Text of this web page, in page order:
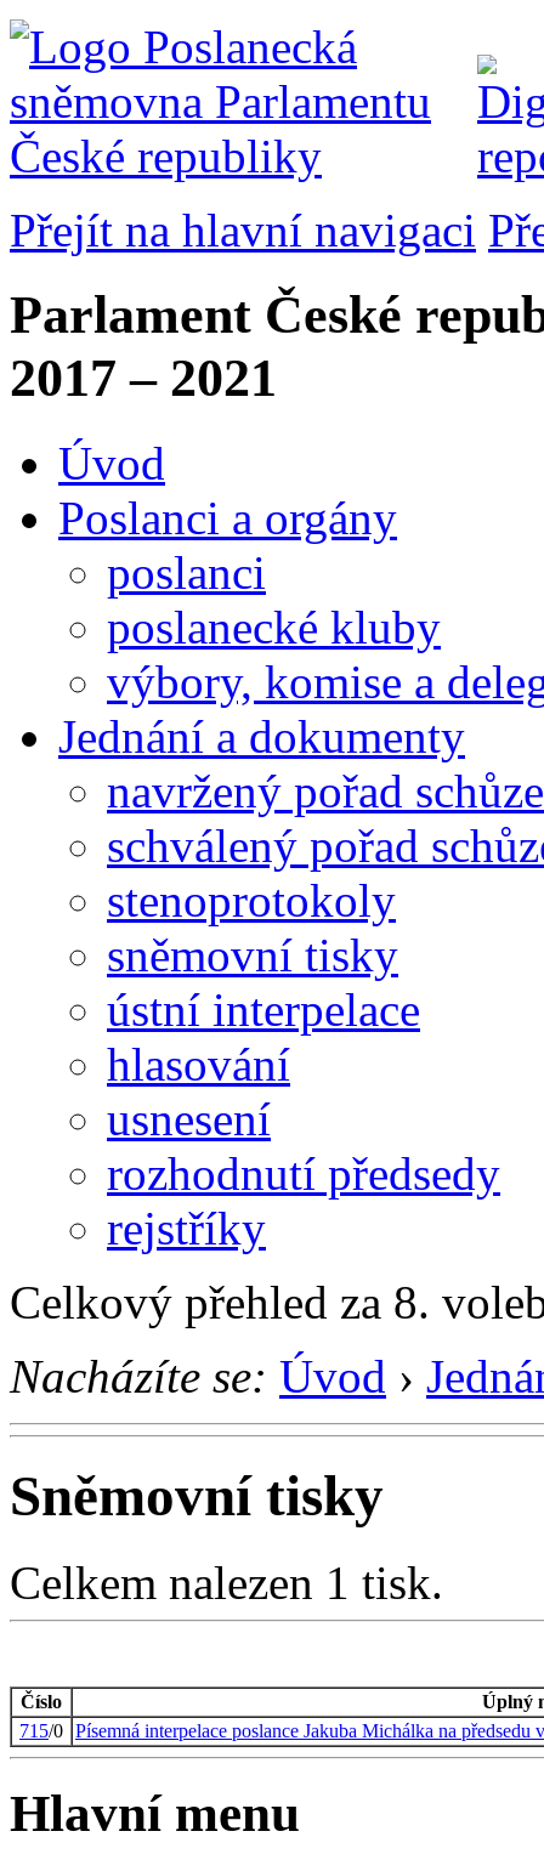
Přejít na hlavní navigaci
Parlament České
2017 – 2021
Úvod
Poslanci a orgány
poslanci
poslanecké kluby
výbory, komise a
Jednání a dokumenty
navržený pořad schůze
schválený pořad
stenoprotokoly
sněmovní tisky
ústní interpelace
hlasování
usnesení
rozhodnutí předsedy
rejstříky
Celkový přehled za 8.
Nacházíte se: Úvod ›
Sněmovní tisky
Celkem nalezen 1 tisk.
Číslo
Úplný
715/0 Písemná interpelace poslance Jakuba Michálka na
Hlavní menu